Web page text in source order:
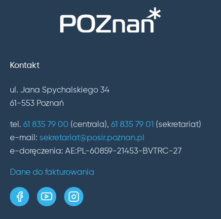
Kontakt
ul. Jana Spychalskiego 34
61-553 Poznań
tel. 61 835 79 00 (centrala), 61 835 79 01 (sekretariat)
e-mail: sekretariat@posir.poznan.pl
e-doręczenia: AE:PL-60859-21453-BVTRC-27
Dane do fakturowania
strona w serwisie Facebook
kanał w serwisie YouTube
profil w serwisie Instagram